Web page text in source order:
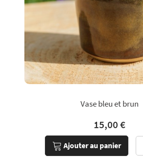
Vase bleu et brun
15,00 €
Ajouter au panier